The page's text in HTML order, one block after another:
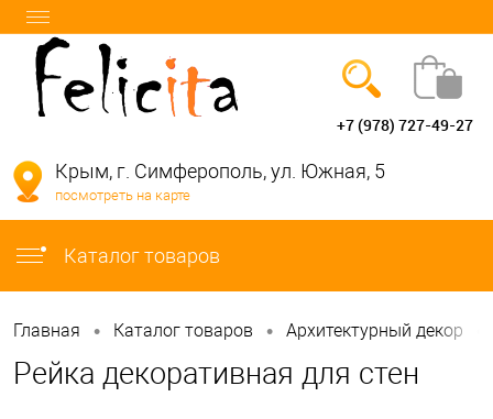
info@felicita-crimea.ru
+7 (978) 727-49-27
Крым, г. Симферополь, ул. Южная, 5
посмотреть на карте
Каталог товаров
Главная • Каталог товаров • Архитектурный декор
Рейка декоративная для стен